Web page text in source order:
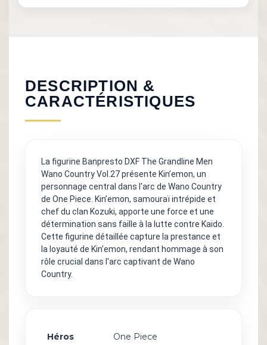
DESCRIPTION &
CARACTÉRISTIQUES
La figurine Banpresto DXF The Grandline Men
Wano Country Vol.27 présente Kin’emon, un
personnage central dans l'arc de Wano Country
de One Piece. Kin’emon, samouraï intrépide et
chef du clan Kozuki, apporte une force et une
détermination sans faille à la lutte contre Kaido.
Cette figurine détaillée capture la prestance et
la loyauté de Kin’emon, rendant hommage à son
rôle crucial dans l'arc captivant de Wano
Country.
Héros One Piece